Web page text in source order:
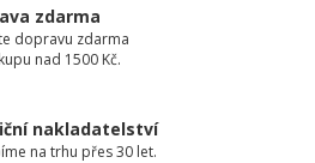
zdarma
dopravu zdarma
nad 1500 Kč.
nakladatelství
na trhu přes 30 let.